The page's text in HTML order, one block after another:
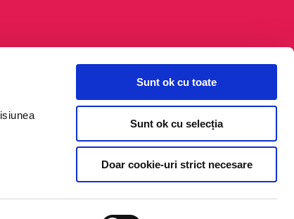
Sunt ok cu toate
Sunt ok cu selecția
Doar cookie-uri strict necesare